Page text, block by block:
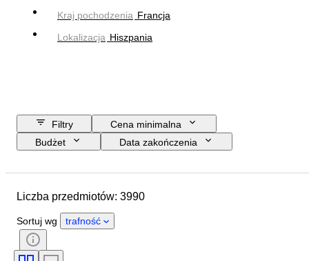
Kraj pochodzenia Francja
Lokalizacja Hiszpania
Filtry
Cena minimalna
Budżet
Data zakończenia
Materiał
Płeć
Okres
Tematyka
Podpis
Liczba przedmiotów: 3990
Sortuj wg trafność